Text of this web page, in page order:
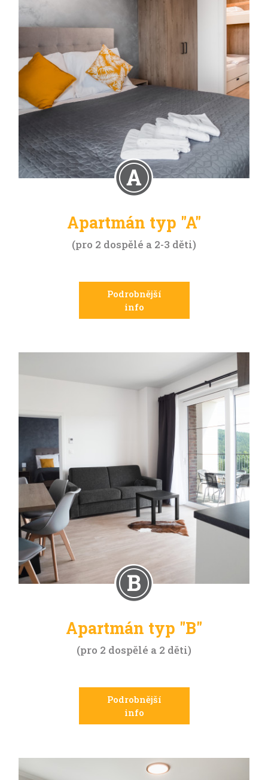
Apartmán typ "A"
pro 2 dospělé a 2-3 děti
Podrobnější
info
Apartmán typ "B"
pro 2 dospělé a 2 děti
Podrobnější
info